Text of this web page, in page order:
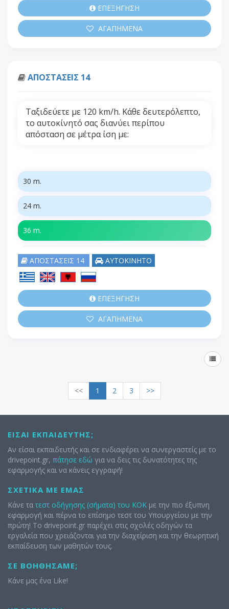
ΕΠΕΞΗΓΗΣΗ
ΑΓΑΠΗΜΕΝΑ
ΑΠΟΣΤΑΣΕΙΣ 14
Ταξιδεύετε με 120 km/h. Κάθε δευτερόλεπτο,
το αυτοκίνητό σας διανύει περίπου
απόσταση σε μέτρα ίση με:
30 m.
24 m.
36 m.
ΑΠΟΣΤΑΣΕΙΣ 14 ΑΥΤΟΚΙΝΗΤΟ
ΕΠΕΞΗΓΗΣΗ
ΑΓΑΠΗΜΕΝΑ
<< 1 2 3 >>
ΕΊΣΑΙ ΕΚΠΑΙΔΕΥΤΉΣ;
Αν είσαι εκπαιδευτής και σε ενδιαφέρει να συνεργαστείς με το
drivepoint.gr, πάτησε εδώ για να δεις τις δυνατότητες της
εφαρμογής και να κάνεις εγγραφή!
ΣΧΕΤΙΚΆ ΜΕ ΕΜΆΣ
Κάνε τα τεστ οδήγησης (σήματα) του ΚΟΚ με την πιο έξυπνη
εφαρμογή και πέρνα το επίσημο τεστ του Υπουργείου με την
πρώτη! Το drivepoint.gr παρέχει στις σχολές οδηγών τα
εργαλεία που χρειάζονται για την διαχείριση και την θεωρητική
εκπαίδευση των μαθητών τους.
ΣΕ ΒΟΗΘΉΣΑΜΕ;
Κάνε μας ένα Like!